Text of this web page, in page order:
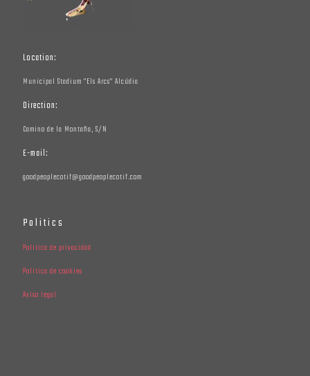
Location:
Municipal Stadium "Els Arcs" Alcúdia
Direction:
Camino de la Montaña, S/N
E-mail:
goodpeoplecotif@goodpeoplecotif.com
Politics
Politica de privacidad
Politica de cookies
Aviso legal